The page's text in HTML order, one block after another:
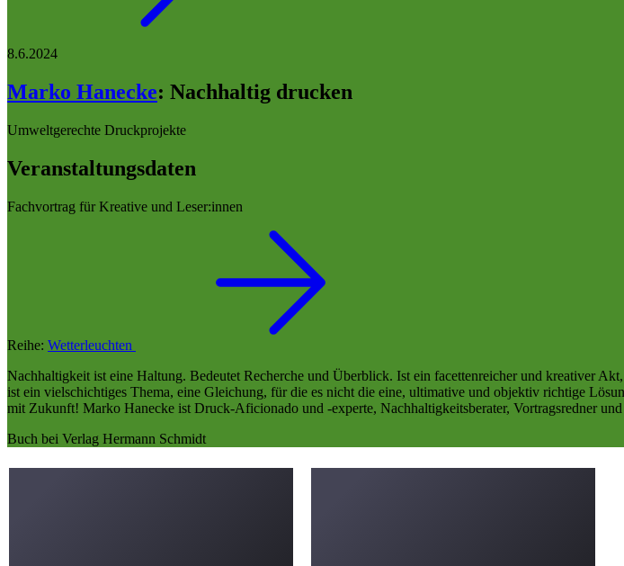
8.6.2024
Marko Hanecke: Nachhaltig drucken
Umweltgerechte Druckprojekte
Veranstaltungsdaten
Fachvortrag für Kreative und Leser:innen
Reihe: Wetterleuchten
Nachhaltigkeit ist eine Haltung. Bedeutet Recherche und Überblick. Ist ein facettenreicher und kreativer
ist ein vielschichtiges Thema, eine Gleichung, für die es nicht die eine, ultimative und objektiv richtige
mit Zukunft! Marko Hanecke ist Druck-Aficionado und -experte, Nachhaltigkeitsberater, Vortragsredner
Buch bei Verlag Hermann Schmidt